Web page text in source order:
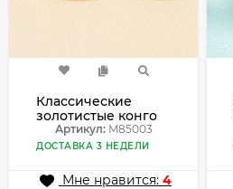
Классические
золотистые конго
со средним
диаметром M85003
Артикул:M85003
ДОСТАВКА 3 НЕДЕЛИ
Мне нравится: 4